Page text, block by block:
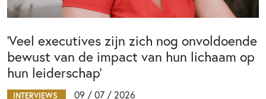
‘Veel executives zijn zich nog onvoldoende
bewust van de impact van hun lichaam op
hun leiderschap’
INTERVIEWS 09 / 07 / 2026